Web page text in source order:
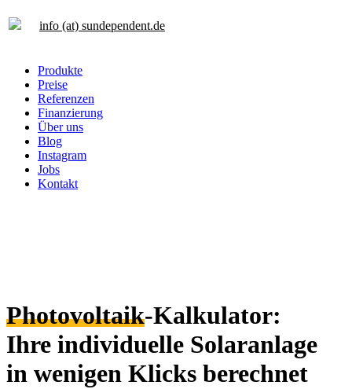
info (at) sundependent.de
Produkte
Preise
Referenzen
Finanzierung
Über uns
Blog
Instagram
Jobs
Kontakt
Photovoltaik-Kalkulator:
Ihre individuelle Solaranlage
in wenigen Klicks berechnet